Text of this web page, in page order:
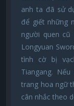
anh ta đã sử
để giết những
người quen cũ
Longyuan
tình cờ bị
Tiangang.
trang hoa ngữ
cân nhắc theo